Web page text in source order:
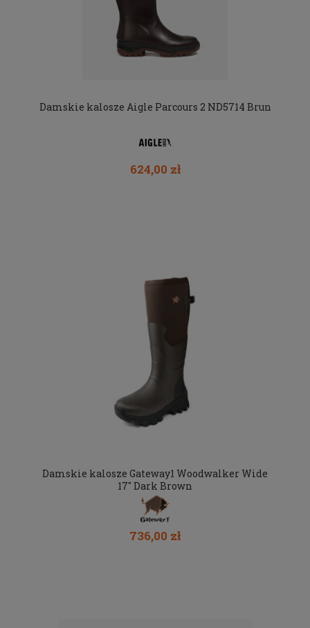
Damskie kalosze Aigle Parcours 2 ND5714 Brun
624,00 zł
Damskie kalosze Gateway1 Woodwalker Wide
17" Dark Brown
736,00 zł